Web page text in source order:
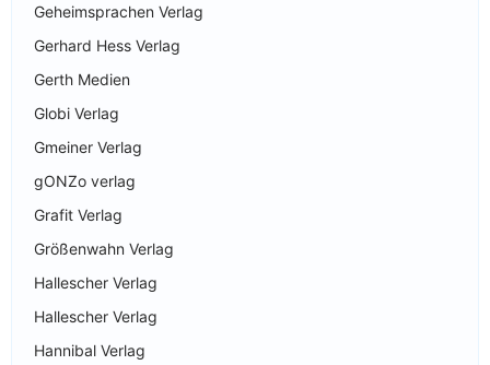
Geheimsprachen Verlag
Gerhard Hess Verlag
Gerth Medien
Globi Verlag
Gmeiner Verlag
gONZo verlag
Grafit Verlag
Größenwahn Verlag
Hallescher Verlag
Hallescher Verlag
Hannibal Verlag